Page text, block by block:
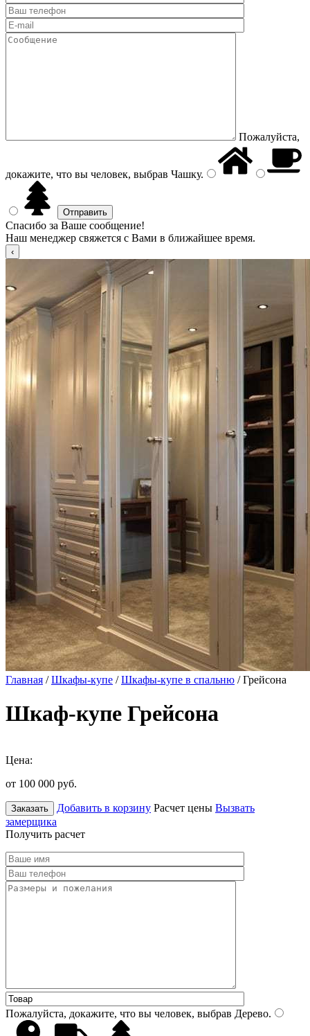
Пожалуйста,
докажите, что вы человек, выбрав Чашку.
Спасибо за Ваше сообщение!
Наш менеджер свяжется с Вами в ближайшее время.
Главная /Шкафы-купе /Шкафы-купе в спальню / Грейсона
Шкаф-купе Грейсона
Цена:
от 100 000 руб.
Заказать Добавить в корзину Расчет цены Вызвать
замерщика
Получить расчет
Пожалуйста, докажите, что вы человек, выбрав Дерево.